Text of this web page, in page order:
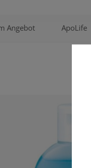
Angebot ApoLife